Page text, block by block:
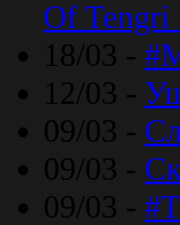
Of Tengri
18/03 -
12/03 -
09/03 -
09/03 -
09/03 -